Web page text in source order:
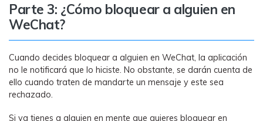
Parte 3: ¿Cómo bloquear a alguien en
WeChat?
Cuando decides bloquear a alguien en WeChat, la aplicación
no le notificará que lo hiciste. No obstante, se darán cuenta de
ello cuando traten de mandarte un mensaje y este sea
rechazado.
Si ya tienes a alguien en mente que quieres bloquear en